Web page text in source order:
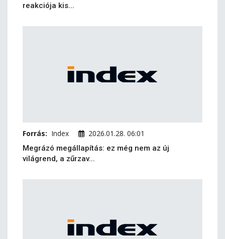
reakciója kis...
Forrás: Index 2026.01.28. 06:01
Megrázó megállapítás: ez még nem az új
világrend, a zűrzav...